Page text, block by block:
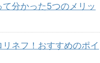
分かった5つのメリッ
リネフ！おすすめのポイ